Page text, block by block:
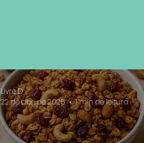
Livre D
22 de abr. de 2025
1 min de leitura